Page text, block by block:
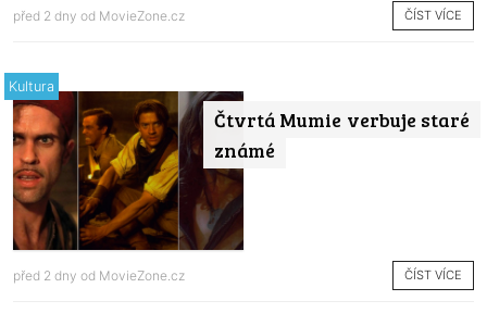
před 2 dny od MovieZone.cz ČÍST VÍCE
Čtvrtá Mumie verbuje staré
známé
Kultura
před 2 dny od MovieZone.cz ČÍST VÍCE